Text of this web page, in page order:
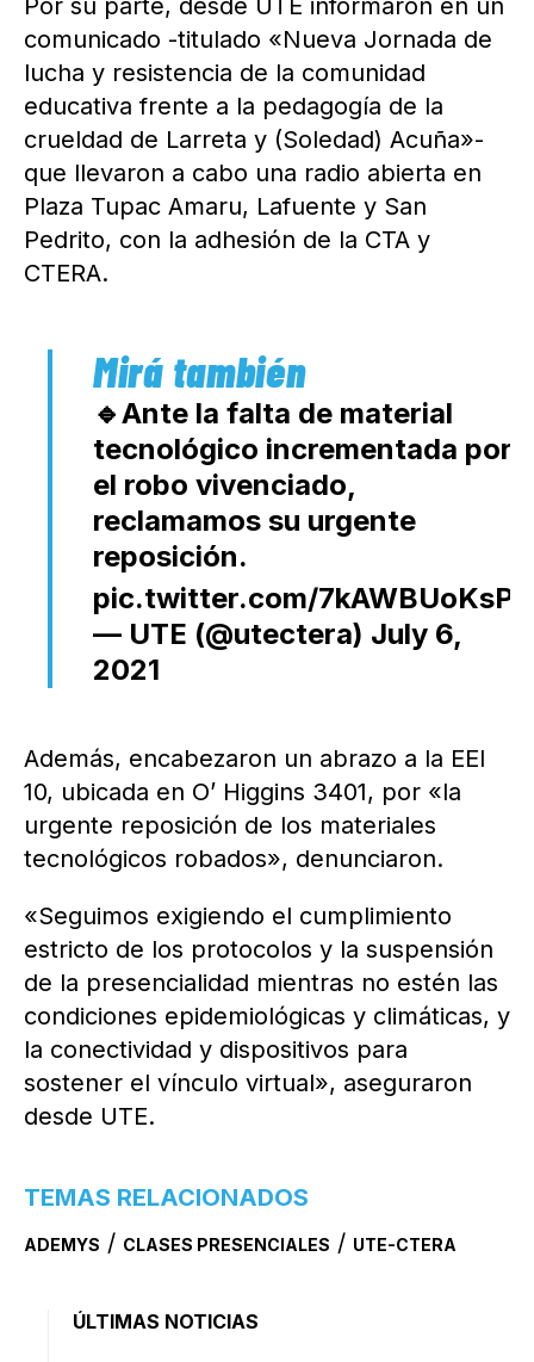
Por su parte, desde UTE informaron en un
comunicado -titulado «Nueva Jornada de
lucha y resistencia de la comunidad
educativa frente a la pedagogía de la
crueldad de Larreta y (Soledad) Acuña»-
que llevaron a cabo una radio abierta en
Plaza Tupac Amaru, Lafuente y San
Pedrito, con la adhesión de la CTA y
CTERA.
🔹Ante la falta de material
tecnológico incrementada por
el robo vivenciado,
reclamamos su urgente
reposición.
pic.twitter.com/7kAWBUoKsP
— UTE (@utectera) July 6,
2021
Además, encabezaron un abrazo a la EEI
10, ubicada en O’ Higgins 3401, por «la
urgente reposición de los materiales
tecnológicos robados», denunciaron.
«Seguimos exigiendo el cumplimiento
estricto de los protocolos y la suspensión
de la presencialidad mientras no estén las
condiciones epidemiológicas y climáticas, y
la conectividad y dispositivos para
sostener el vínculo virtual», aseguraron
desde UTE.
TEMAS RELACIONADOS
ADEMYS / CLASES PRESENCIALES / UTE-CTERA
ÚLTIMAS NOTICIAS